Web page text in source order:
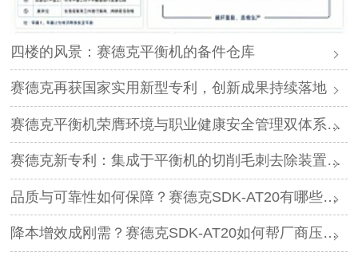
四楼的风景：赛德克平衡机的备件仓库
赛德克再获国家实用新型专利，创新成果持续落地
赛德克平衡机荣膺环境与职业健康安全管理双体系认证
赛德克新专利：集成于平衡机的切削毛刺去除装置，让动平衡测试更准、更快
品质与可靠性如何保障？赛德克SDK-AT20有哪些核心底气？
降本增效成刚需？赛德克SDK-AT20如何帮厂商压缩生产成本？